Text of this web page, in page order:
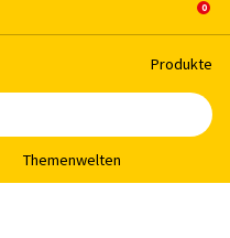
Pro­duk­te
The­men­wel­ten